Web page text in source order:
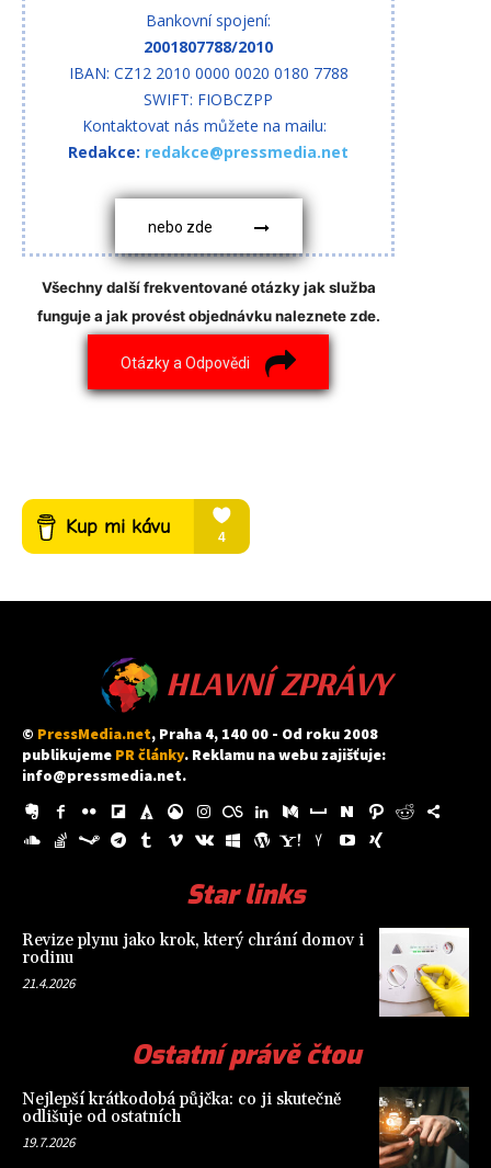
Bankovní spojení:
2001807788/2010
IBAN: CZ12 2010 0000 0020 0180 7788
SWIFT: FIOBCZPP
Kontaktovat nás můžete na mailu:
Redakce: redakce@pressmedia.net
nebo zde
Všechny další frekventované otázky jak služba
funguje a jak provést objednávku naleznete zde.
Otázky a Odpovědi
HLAVNÍ ZPRÁVY
© PressMedia.net, Praha 4, 140 00 - Od roku 2008
publikujeme PR články. Reklamu na webu zajišťuje:
info@pressmedia.net.
Star links
Revize plynu jako krok, který chrání domov i
rodinu
21.4.2026
Ostatní právě čtou
Nejlepší krátkodobá půjčka: co ji skutečně
odlišuje od ostatních
19.7.2026